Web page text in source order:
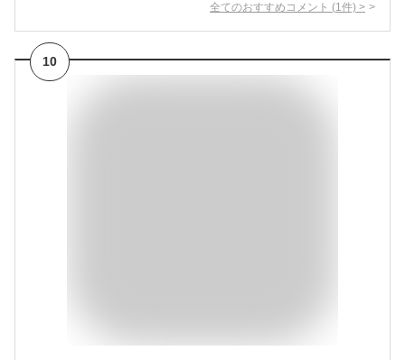
全てのおすすめコメント (1 件) >
10